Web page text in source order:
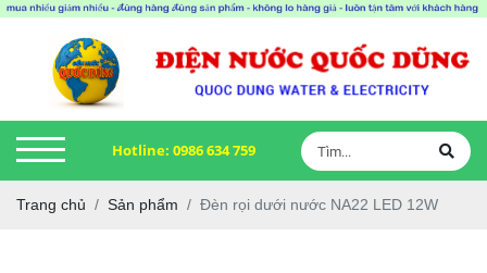
Hotline: 0986 634 759
Trang chủ Sản phẩm Đèn rọi dưới nước NA22 LED 12W